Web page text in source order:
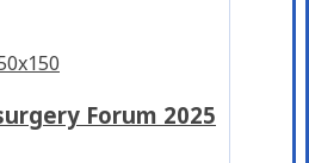
Forum 2025